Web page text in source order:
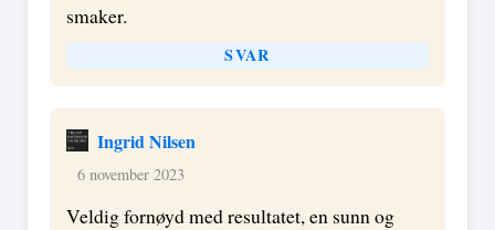
smaker.
SVAR
Ingrid Nilsen
6 november 2023
Veldig fornøyd med resultatet, en sunn og